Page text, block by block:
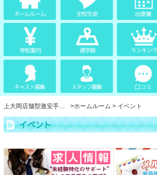
上大岡店舗型激安手コキ「ビデオdeはんど」 ホームルーム イベント
イベント